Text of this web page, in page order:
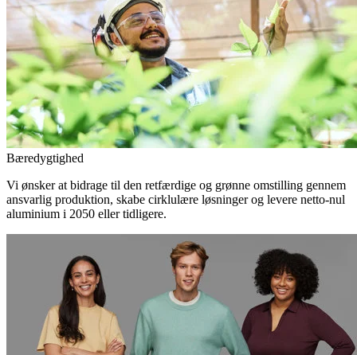
Bæredygtighed
Vi ønsker at bidrage til den retfærdige og grønne omstilling gennem
ansvarlig produktion, skabe cirklulære løsninger og levere netto-nul
aluminium i 2050 eller tidligere.